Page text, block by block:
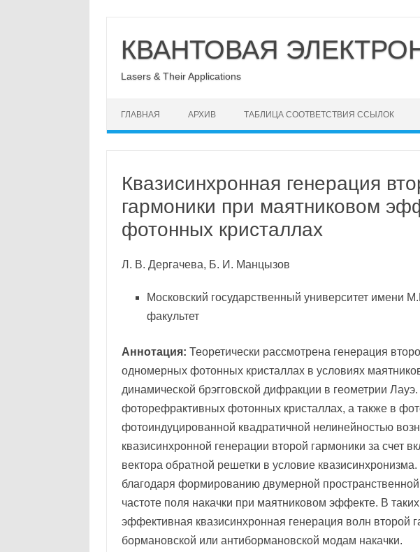
содержимому
КВАНТОВАЯ
Lasers & Their Applications
ГЛАВНАЯ АРХИВ ТАБЛИЦА СООТВЕТСТВИЯ ССЫЛОК
Квазисинхронная генерация
гармоники при маятниковом
фотонных кристаллах
Л. В. Дергачева, Б. И. Манцызов
Московский государственный университет имени
факультет
Аннотация: Теоретически рассмотрена генерация
одномерных фотонных кристаллах в условиях
динамической брэгговской дифракции в геометрии
фоторефрактивных фотонных кристаллах, а также в
фотоиндуцированной квадратичной нелинейностью
квазисинхронной генерации второй гармоники за счет
вектора обратной решетки в условие
благодаря формированию двумерной
частоте поля накачки при маятниковом эффекте. В
эффективная квазисинхронная генерация волн второй
бормановской или антибормановской модам накачки.